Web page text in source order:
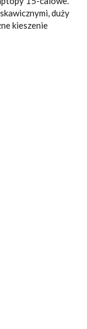
duży
kieszenie